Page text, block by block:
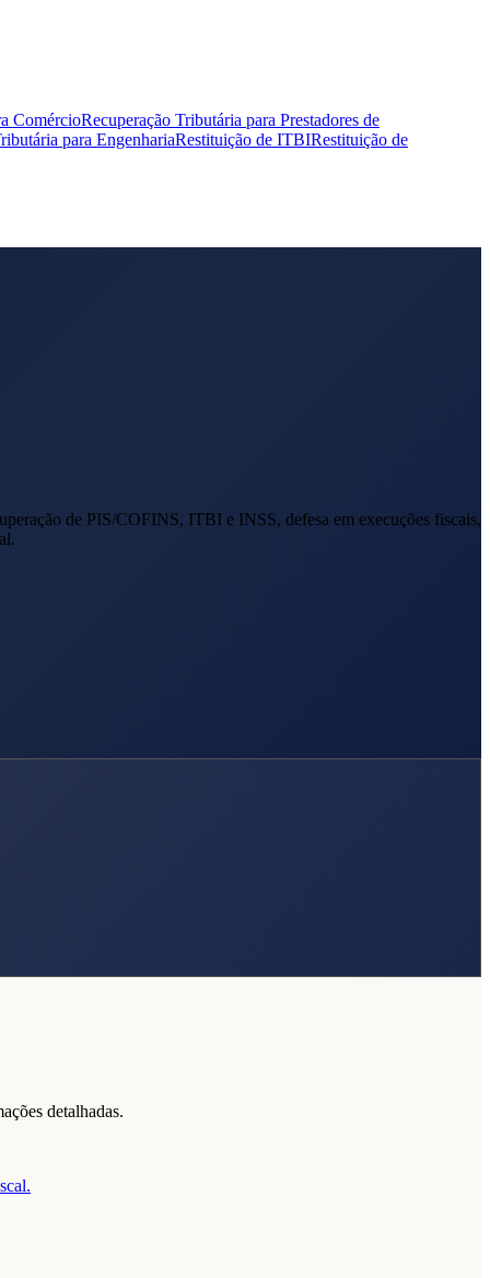
ComércioRecuperação Tributária para Prestadores de
para EngenhariaRestituição de ITBIRestituição de
de PIS/COFINS, ITBI e INSS, defesa em execuções fiscais,
detalhadas.